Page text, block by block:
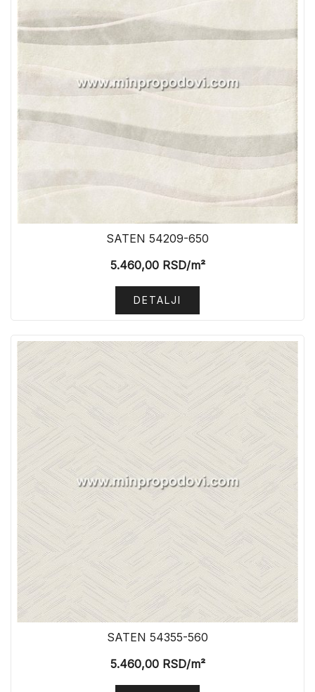
SATEN 54209-650
5.460,00RSD/m²
DETALJI
SATEN 54355-560
5.460,00RSD/m²